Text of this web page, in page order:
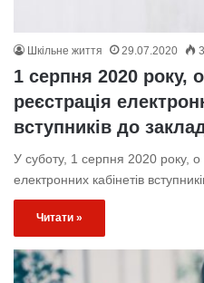
Шкільне життя 29.07.2020
1 серпня 2020 року,
реєстрація
вступників до
У суботу, 1 серпня 2020 року,
електронних кабінетів
Читати »